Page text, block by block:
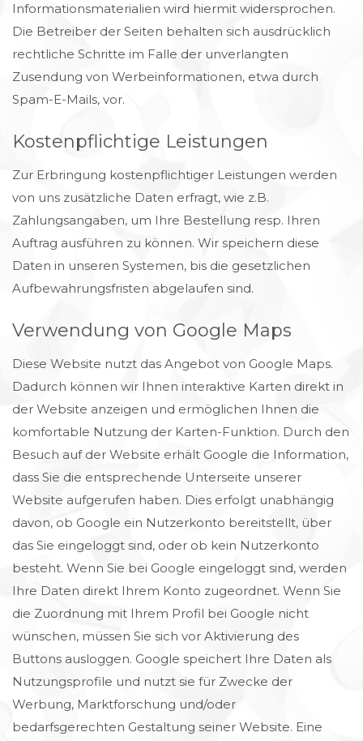
Informationsmaterialien wird hiermit widersprochen.
Die Betreiber der Seiten behalten sich ausdrücklich
rechtliche Schritte im Falle der unverlangten
Zusendung von Werbeinformationen, etwa durch
Spam-E-Mails, vor.
Kostenpflichtige Leistungen
Zur Erbringung kostenpflichtiger Leistungen werden
von uns zusätzliche Daten erfragt, wie z.B.
Zahlungsangaben, um Ihre Bestellung resp. Ihren
Auftrag ausführen zu können. Wir speichern diese
Daten in unseren Systemen, bis die gesetzlichen
Aufbewahrungsfristen abgelaufen sind.
Verwendung von Google Maps
Diese Website nutzt das Angebot von Google Maps.
Dadurch können wir Ihnen interaktive Karten direkt in
der Website anzeigen und ermöglichen Ihnen die
komfortable Nutzung der Karten-Funktion. Durch den
Besuch auf der Website erhält Google die Information,
dass Sie die entsprechende Unterseite unserer
Website aufgerufen haben. Dies erfolgt unabhängig
davon, ob Google ein Nutzerkonto bereitstellt, über
das Sie eingeloggt sind, oder ob kein Nutzerkonto
besteht. Wenn Sie bei Google eingeloggt sind, werden
Ihre Daten direkt Ihrem Konto zugeordnet. Wenn Sie
die Zuordnung mit Ihrem Profil bei Google nicht
wünschen, müssen Sie sich vor Aktivierung des
Buttons ausloggen. Google speichert Ihre Daten als
Nutzungsprofile und nutzt sie für Zwecke der
Werbung, Marktforschung und/oder
bedarfsgerechten Gestaltung seiner Website. Eine